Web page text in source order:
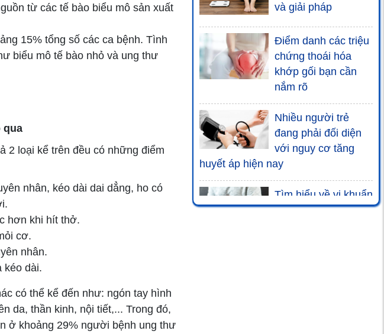
từ các tế bào biểu mô sản xuất
15% tổng số các ca bệnh. Tình
biểu mô tế bào nhỏ và ung thư
qua
2 loại kể trên đều có những điểm
nhân, kéo dài dai dẳng, ho có
hơn khi hít thở.
cơ.
nhân.
kéo dài.
có thể kể đến như: ngón tay hình
da, thần kinh, nội tiết,... Trong đó,
ở khoảng 29% người bệnh ung thư
và giải pháp
Điểm danh các triệu
chứng thoái hóa
khớp gối bạn cần
nắm rõ
Nhiều người trẻ
đang phải đối diện
với nguy cơ tăng
huyết áp hiện nay
Tìm hiểu về vi khuẩn
salmonella - Nguyên